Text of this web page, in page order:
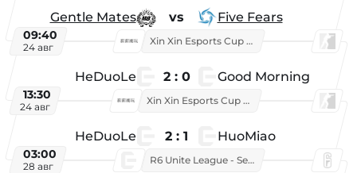
Gentle Mates vs Five Fears
09:40
24 авг
Xin Xin Esports Cup 2025
HeDuoLe 2 : 0 Good Morning
13:30
24 авг
Xin Xin Esports Cup 2026
HeDuoLe 2 : 1 HuoMiao
03:00
28 авг
R6 Unite League - Season 1